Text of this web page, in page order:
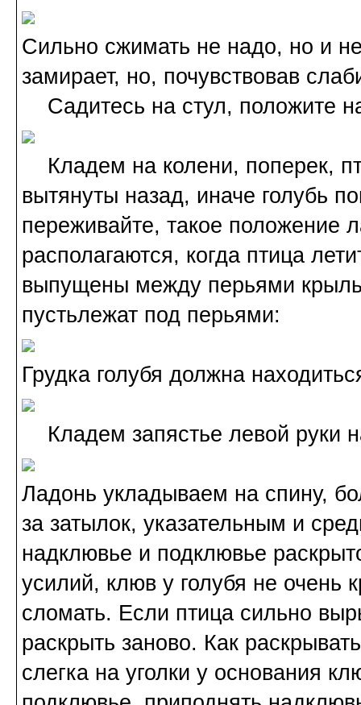
Сильно сжимать не надо, но и
замирает, но, почувствовав
Садитесь на стул, положите
Кладем на колени, поперек,
вытянуты назад, иначе голубь
переживайте, такое положение
располагаются, когда птица
выпущены между перьями
пустьлежат под перьями:
Грудка голубя должна
Кладем запястье левой руки
Ладонь укладываем на спину,
за затылок, указательным и
надклювье и подклювье
усилий, клюв у голубя не очень
сломать. Если птица сильно
раскрыть заново. Как
слегка на уголки у основания